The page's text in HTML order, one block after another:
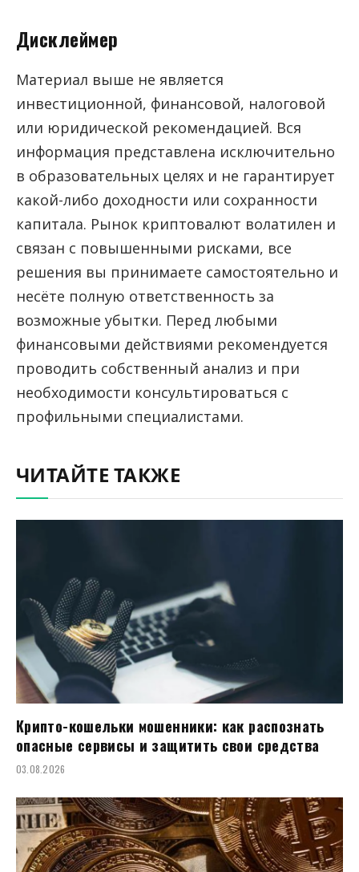
Дисклеймер
Материал выше не является
инвестиционной, финансовой, налоговой
или юридической рекомендацией. Вся
информация представлена исключительно
в образовательных целях и не гарантирует
какой-либо доходности или сохранности
капитала. Рынок криптовалют волатилен и
связан с повышенными рисками, все
решения вы принимаете самостоятельно и
несёте полную ответственность за
возможные убытки. Перед любыми
финансовыми действиями рекомендуется
проводить собственный анализ и при
необходимости консультироваться с
профильными специалистами.
ЧИТАЙТЕ ТАКЖЕ
Крипто-кошельки мошенники: как распознать
опасные сервисы и защитить свои средства
03.08.2026